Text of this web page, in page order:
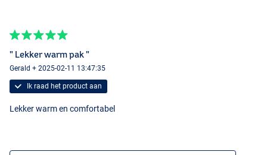
" Lekker warm pak "
Gerald + 2025-02-11 13:47:35
Ik raad het product aan
Lekker warm en comfortabel